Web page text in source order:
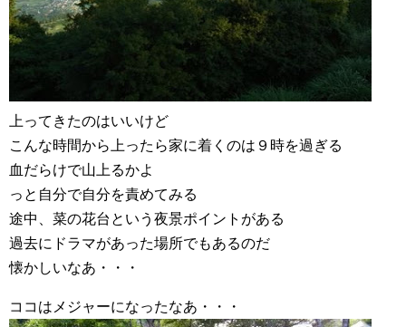
上ってきたのはいいけど
こんな時間から上ったら家に着くのは９時を過ぎる
血だらけで山上るかよ
っと自分で自分を責めてみる
途中、菜の花台という夜景ポイントがある
過去にドラマがあった場所でもあるのだ
懐かしいなあ・・・
ココはメジャーになったなあ・・・